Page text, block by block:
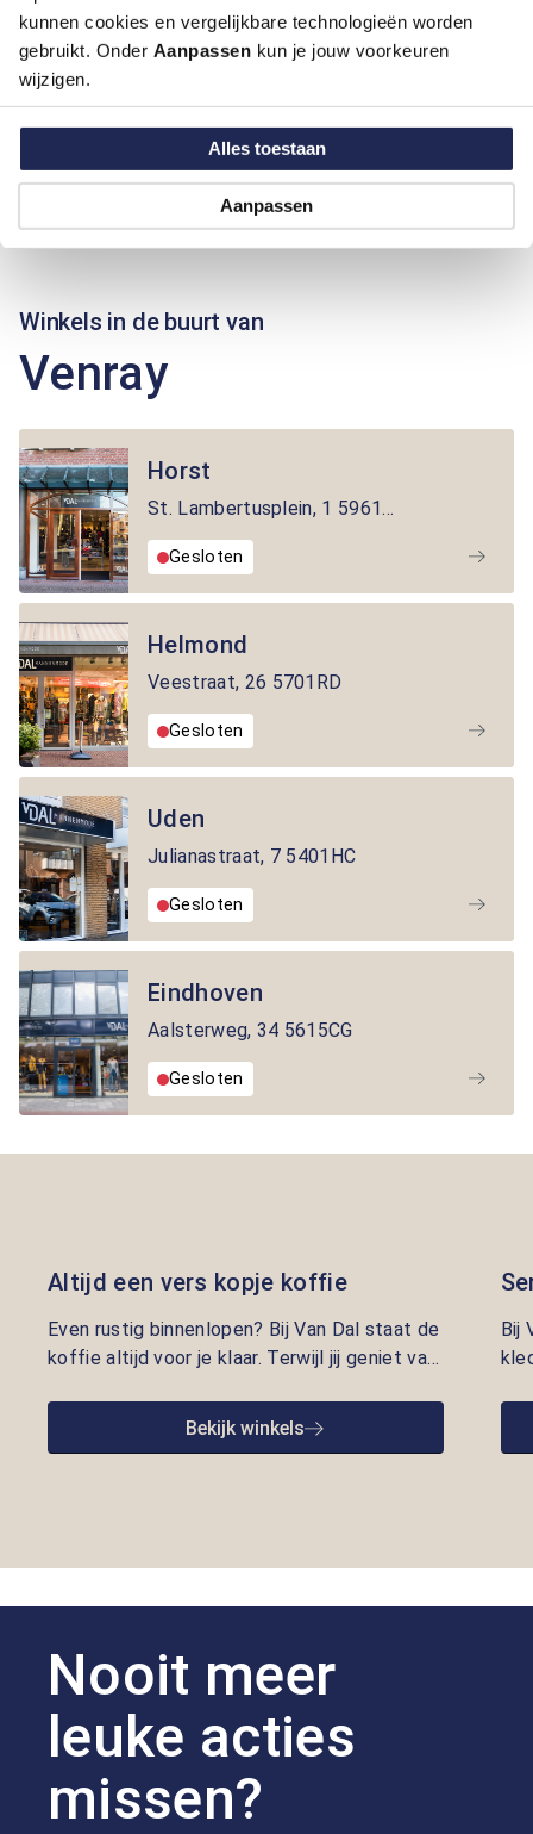
kunnen cookies en vergelijkbare technologieën worden
gebruikt. Onder Aanpassen kun je jouw voorkeuren
wijzigen.
Alles toestaan
Aanpassen
Winkels in de buurt van
Venray
Horst
St. Lambertusplein, 1 5961EW
Gesloten
Helmond
Veestraat, 26 5701RD
Gesloten
Uden
Julianastraat, 7 5401HC
Gesloten
Eindhoven
Aalsterweg, 34 5615CG
Gesloten
Altijd een vers kopje koffie
Even rustig binnenlopen? Bij Van Dal staat de
koffie altijd voor je klaar. Terwijl jij geniet van
om je te helpen met kleding die écht bij je
past. Persoonlijke aandacht en gastvrijheid
Bekijk winkels
Bij
Nooit meer
leuke acties
missen?